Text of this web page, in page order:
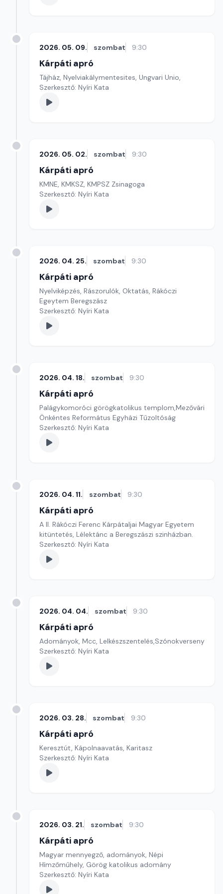
2026. 05. 09. szombat 9:30
Kárpáti apró
Tájház, Nyelviakálymentesites, Ungvari Unio,
Szerkesztő: Nyíri Kata
2026. 05. 02. szombat 9:30
Kárpáti apró
KMNE, KMKSZ, KMPSZ Zsinagoga
Szerkesztő: Nyíri Kata
2026. 04. 25. szombat 9:30
Kárpáti apró
Nyelviképzés, Rászorulók, Oktatás, Rákóczi
Egeytem Beregszász
Szerkesztő: Nyíri Kata
2026. 04. 18. szombat 9:30
Kárpáti apró
Palágykomoróci görögkatolikus templom,Mezővári
Önkéntes Református Egyházi Tűzoltóság
Szerkesztő: Nyíri Kata
2026. 04. 11. szombat 9:30
Kárpáti apró
A II. Rákóczi Ferenc Kárpátaljai Magyar Egyetem
kitüntetés, Lélektánc a Beregszászi szinházban.
Szerkesztő: Nyíri Kata
2026. 04. 04. szombat 9:30
Kárpáti apró
Adományok, Mcc, Lelkészszentelés,Szónokverseny
Szerkesztő: Nyíri Kata
2026. 03. 28. szombat 9:30
Kárpáti apró
Keresztút, Kápolnaavatás, Karitasz
Szerkesztő: Nyíri Kata
2026. 03. 21. szombat 9:30
Kárpáti apró
Magyar mennyegző, adományok, Népi
Hímzőműhely, Görög katolikus adomány
Szerkesztő: Nyíri Kata